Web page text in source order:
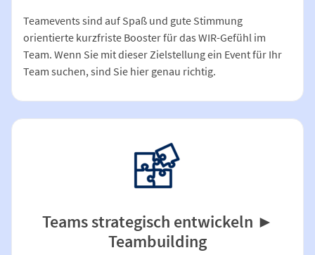
Teamevents sind auf Spaß und gute Stimmung
orientierte kurzfriste Booster für das WIR-Gefühl im
Team. Wenn Sie mit dieser Zielstellung ein Event für Ihr
Team suchen, sind Sie hier genau richtig.
Teams strategisch entwickeln ►
Teambuilding